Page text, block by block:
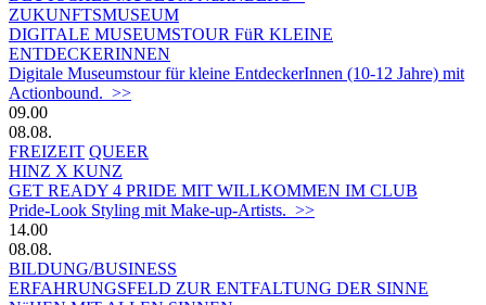
ZUKUNFTSMUSEUM
DIGITALE MUSEUMSTOUR FüR KLEINE
ENTDECKERINNEN
Digitale Museumstour für kleine EntdeckerInnen (10-12 Jahre) mit
Actionbound. >>
09.00
08.08.
FREIZEIT QUEER
HINZ X KUNZ
GET READY 4 PRIDE MIT WILLKOMMEN IM CLUB
Pride-Look Styling mit Make-up-Artists. >>
14.00
08.08.
BILDUNG/BUSINESS
ERFAHRUNGSFELD ZUR ENTFALTUNG DER SINNE